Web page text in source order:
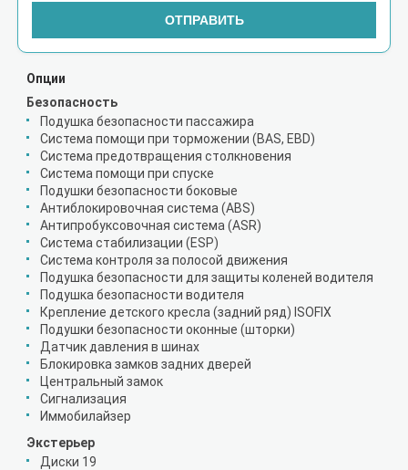
ОТПРАВИТЬ
Опции
Безопасность
Подушка безопасности пассажира
Система помощи при торможении (BAS, EBD)
Система предотвращения столкновения
Система помощи при спуске
Подушки безопасности боковые
Антиблокировочная система (ABS)
Антипробуксовочная система (ASR)
Система стабилизации (ESP)
Система контроля за полосой движения
Подушка безопасности для защиты коленей водителя
Подушка безопасности водителя
Крепление детского кресла (задний ряд) ISOFIX
Подушки безопасности оконные (шторки)
Датчик давления в шинах
Блокировка замков задних дверей
Центральный замок
Сигнализация
Иммобилайзер
Экстерьер
Диски 19